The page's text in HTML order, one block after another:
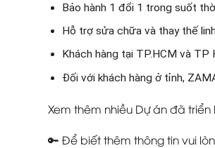
Bảo hành 1 đổi 1 trong suốt
Hỗ trợ sửa chữa và thay thế
Khách hàng tại TP.HCM và
Đối với khách hàng ở tỉnh,
Xem thêm nhiều Dự án đã triển
🔑 Để biết thêm thông tin vui